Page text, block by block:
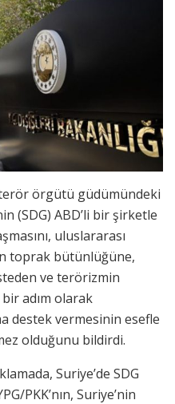
terör örgütü güdümündeki
(SDG) ABD’li bir şirketle
uluslararası
toprak bütünlüğüne,
ve terörizmin
adım olarak
destek vermesinin esefle
olduğunu bildirdi.
Suriye’de SDG
PKK’nın, Suriye’nin